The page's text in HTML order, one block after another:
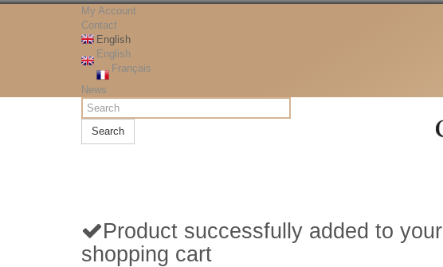
My Account
Contact
English
English
Français
News
Search
Product successfully added to your
shopping cart